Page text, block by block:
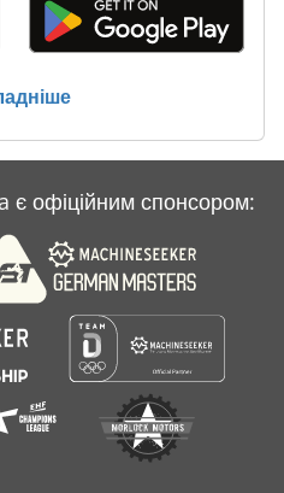
офіційним спонсором: